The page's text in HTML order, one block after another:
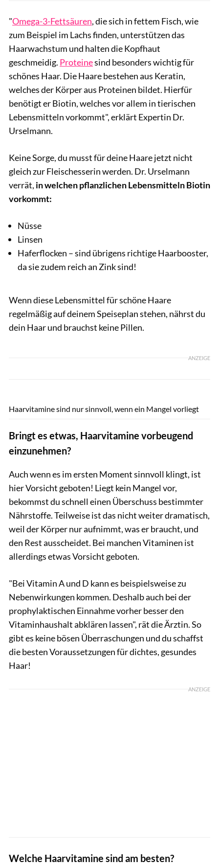
"Omega-3-Fettsäuren, die sich in fettem Fisch, wie
zum Beispiel im Lachs finden, unterstützen das
Haarwachstum und halten die Kopfhaut
geschmeidig. Proteinesind besonders wichtig für
schönes Haar. Die Haare bestehen aus Keratin,
welches der Körper aus Proteinen bildet. Hierfür
benötigt er Biotin, welches vor allem in tierischen
Lebensmitteln vorkommt", erklärt Expertin Dr.
Urselmann.
Keine Sorge, du musst für deine Haare jetzt nicht
gleich zur Fleischesserin werden. Dr. Urselmann
verrät, in welchen pflanzlichen Lebensmitteln Biotin
vorkommt:
Nüsse
Linsen
Haferflocken – sind übrigens richtige Haarbooster,
da sie zudem reich an Zink sind!
Wenn diese Lebensmittel für schöne Haare
regelmäßig auf deinem Speiseplan stehen, nährst du
dein Haar und brauchst keine Pillen.
ANZEIGE
Haarvitamine sind nur sinnvoll, wenn ein Mangel vorliegt
Bringt es etwas, Haarvitamine vorbeugend
einzunehmen?
Auch wenn es im ersten Moment sinnvoll klingt, ist
hier Vorsicht geboten! Liegt kein Mangel vor,
bekommst du schnell einen Überschuss bestimmter
Nährstoffe. Teilweise ist das nicht weiter dramatisch,
weil der Körper nur aufnimmt, was er braucht, und
den Rest ausscheidet. Bei manchen Vitaminen ist
allerdings etwas Vorsicht geboten.
"Bei Vitamin A und D kann es beispielsweise zu
Nebenwirkungen kommen. Deshalb auch bei der
prophylaktischen Einnahme vorher besser den
Vitaminhaushalt abklären lassen", rät die Ärztin. So
gibt es keine bösen Überraschungen und du schaffst
die besten Voraussetzungen für dichtes, gesundes
Haar!
ANZEIGE
Welche Haarvitamine sind am besten?